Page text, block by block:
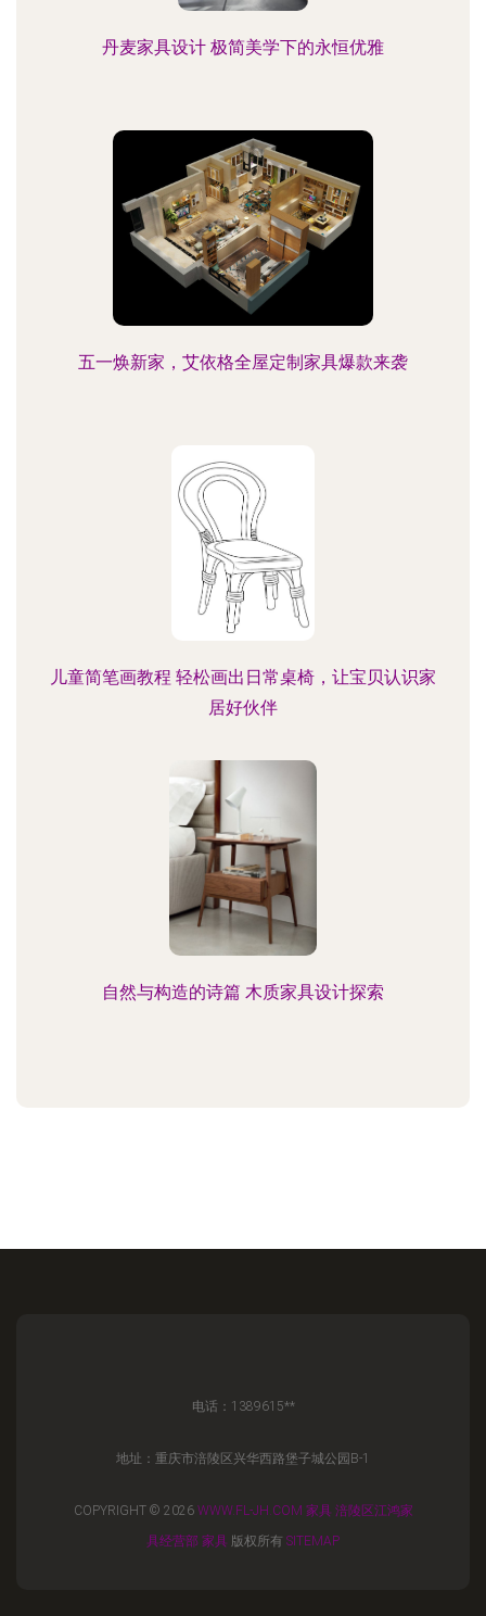
丹麦家具设计 极简美学下的永恒优雅
五一焕新家，艾依格全屋定制家具爆款来袭
儿童简笔画教程 轻松画出日常桌椅，让宝贝认识家
居好伙伴
自然与构造的诗篇 木质家具设计探索
电话：1389615**
地址：重庆市涪陵区兴华西路堡子城公园B-1
COPYRIGHT © 2026 WWW.FL-JH.COM 家具 涪陵区江鸿家
具经营部 家具 版权所有 SITEMAP